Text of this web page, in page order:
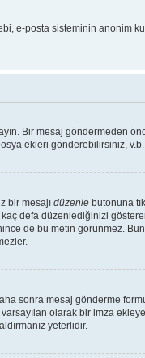
e-posta sisteminin anonim
Bir mesaj göndermeden
ekleri gönderebilirsiniz, v.b.
bir mesajı düzenle butonuna
defa düzenlediğinizi
de bu metin görünmez.
sonra mesaj gönderme
varsayılan olarak bir imza
yeterlidir.